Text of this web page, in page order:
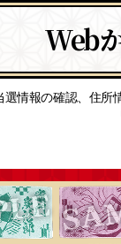
Web
情報の確認、住所